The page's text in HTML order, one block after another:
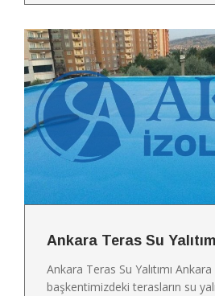
Ankara Teras Su
Ankara Teras Su Yalıtımı Ankara
başkentimizdeki terasların su